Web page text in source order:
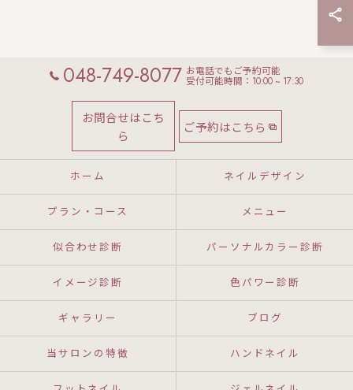
048-749-8077 お電話でもご予約可能
受付可能時間：10:00 ~ 17:30
お問合せはこち
ら
ご予約はこちら
ホーム ネイルデザイン
プラン・コース メニュー
似合わせ診断 パーソナルカラー診断
イメージ診断 色パワー診断
ギャラリー ブログ
当サロンの特徴 ハンドネイル